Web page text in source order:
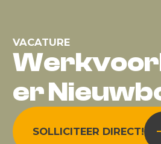
VACATURE
er
SOLLICITEER DIRECT!